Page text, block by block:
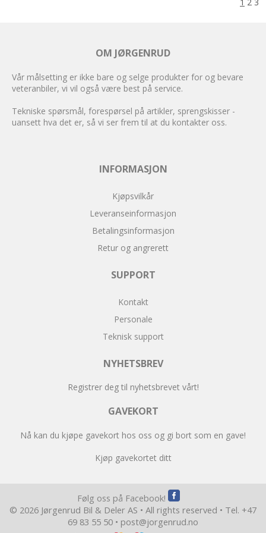
OM JØRGENRUD
Vår målsetting er ikke bare og selge produkter for og bevare
veteranbiler, vi vil også være best på service.
Tekniske spørsmål, forespørsel på artikler, sprengskisser -
uansett hva det er, så vi ser frem til at du kontakter oss.
INFORMASJON
Kjøpsvilkår
Leveranseinformasjon
Betalingsinformasjon
Retur og angrerett
SUPPORT
Kontakt
Personale
Teknisk support
NYHETSBREV
Registrer deg til nyhetsbrevet vårt!
GAVEKORT
Nå kan du kjøpe gavekort hos oss og gi bort som en gave!
Kjøp gavekortet ditt
Følg oss på Facebook!
© 2026 Jørgenrud Bil & Deler AS • All rights reserved • Tel. +47
69 83 55 50 • post@jorgenrud.no